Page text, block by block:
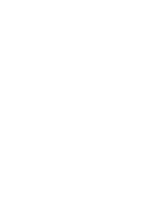
unique au cœur du Grand Cru